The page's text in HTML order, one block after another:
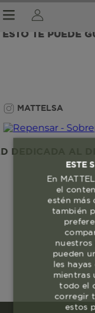
ESTO TE PUEDE
MATTELSA
AL
ESTE
En
el
estén más
también
nuestros
pueden
les
mientras
todo el
corregir
estos